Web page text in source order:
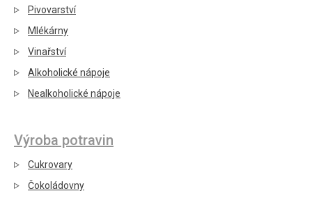
Pivovarství
Mlékárny
Vinařství
Alkoholické nápoje
Nealkoholické nápoje
Výroba potravin
Cukrovary
Čokoládovny